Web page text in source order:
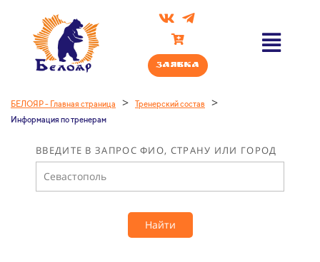
Заявка
БЕЛОЯР - Главная страница > Тренерский состав >
Информация по тренерам
ВВЕДИТЕ В ЗАПРОС ФИО, СТРАНУ ИЛИ ГОРОД
Найти